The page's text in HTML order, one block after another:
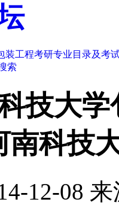
装工程考研专业目录及考
索
技大
南科技
12-08 来